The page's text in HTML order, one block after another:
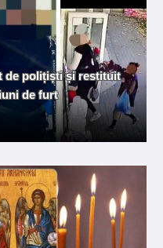
de polițiști și restituit
de furt